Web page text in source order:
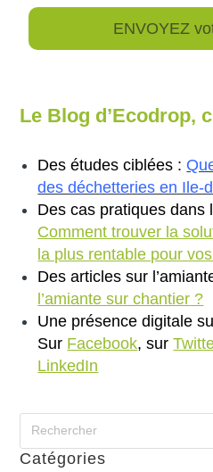
Le Blog d’Ecodrop,
Des études ciblées :
des déchetteries en Ile-
Des cas pratiques dans
Comment trouver la
la plus rentable pour
Des articles sur
l’amiante sur chantier ?
Une présence digitale
Sur Facebook, sur
LinkedIn
Catégories